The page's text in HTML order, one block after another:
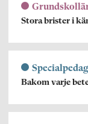
Stora brister i
Bakom varje